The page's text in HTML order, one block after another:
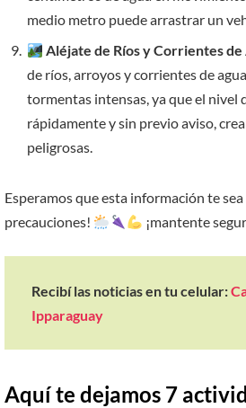
medio metro puede arrastrar un
Aléjate de Ríos y Corrientes de
de ríos, arroyos y corrientes de
tormentas intensas, ya que el nivel
rápidamente y sin previo aviso,
peligrosas.
Esperamos que esta información te
precauciones!
¡mantente
Recibí las noticias en tu celular:
Ipparaguay
Aquí te dejamos 7